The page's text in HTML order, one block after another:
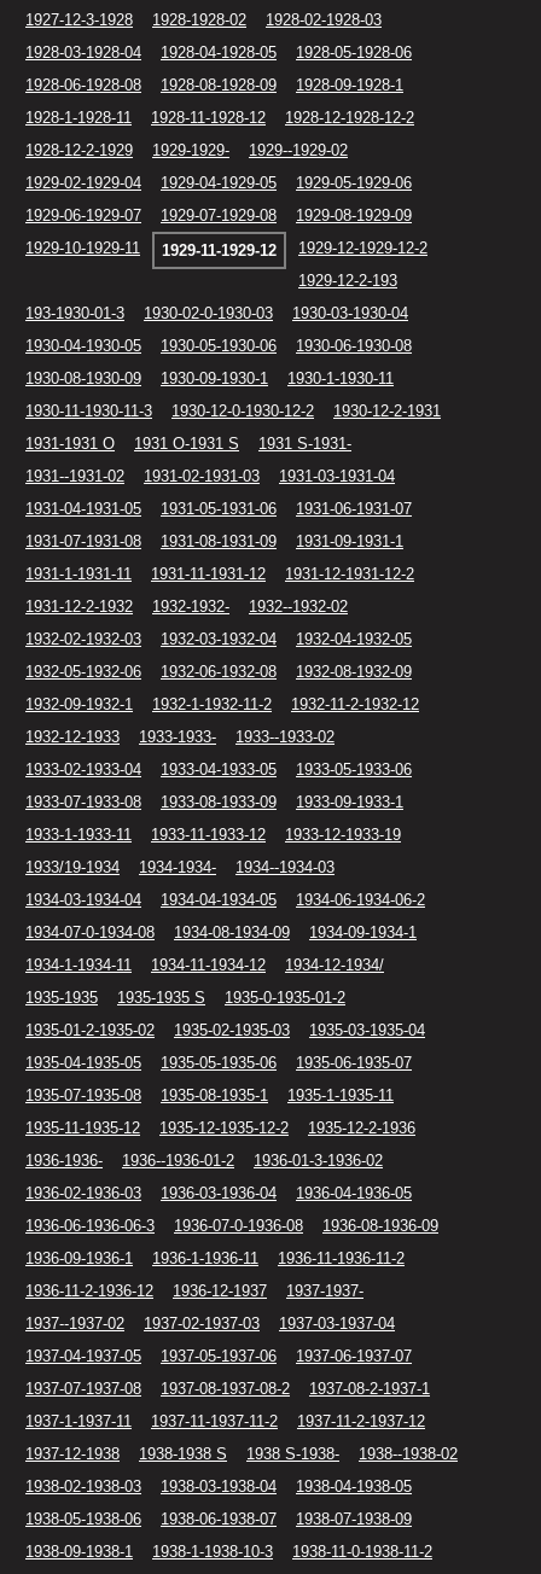
1927-12-3-1928 1928-1928-02
1928-02-1928-03
1928-03-1928-04
1928-04-1928-05
1928-05-1928-06
1928-06-1928-08
1928-08-1928-09
1928-09-1928-1
1928-1-1928-11
1928-11-1928-12
1928-12-1928-12-2
1928-12-2-1929
1929-1929-
1929--1929-02
1929-02-1929-04
1929-04-1929-05
1929-05-1929-06
1929-06-1929-07
1929-07-1929-08
1929-08-1929-09
1929-10-1929-11
1929-11-1929-12
1929-12-1929-12-2
1929-12-2-193
193-1930-01-3
1930-02-0-1930-03
1930-03-1930-04
1930-04-1930-05
1930-05-1930-06
1930-06-1930-08
1930-08-1930-09
1930-09-1930-1
1930-1-1930-11
1930-11-1930-11-3
1930-12-0-1930-12-2
1930-12-2-1931
1931-1931 O
1931 O-1931 S
1931 S-1931-
1931--1931-02
1931-02-1931-03
1931-03-1931-04
1931-04-1931-05
1931-05-1931-06
1931-06-1931-07
1931-07-1931-08
1931-08-1931-09
1931-09-1931-1
1931-1-1931-11
1931-11-1931-12
1931-12-1931-12-2
1931-12-2-1932
1932-1932-
1932--1932-02
1932-02-1932-03
1932-03-1932-04
1932-04-1932-05
1932-05-1932-06
1932-06-1932-08
1932-08-1932-09
1932-09-1932-1
1932-1-1932-11-2
1932-11-2-1932-12
1932-12-1933
1933-1933-
1933--1933-02
1933-02-1933-04
1933-04-1933-05
1933-05-1933-06
1933-07-1933-08
1933-08-1933-09
1933-09-1933-1
1933-1-1933-11
1933-11-1933-12
1933-12-1933-19
1933/19-1934
1934-1934-
1934--1934-03
1934-03-1934-04
1934-04-1934-05
1934-06-1934-06-2
1934-07-0-1934-08
1934-08-1934-09
1934-09-1934-1
1934-1-1934-11
1934-11-1934-12
1934-12-1934/
1935-1935
1935-1935 S
1935-0-1935-01-2
1935-01-2-1935-02
1935-02-1935-03
1935-03-1935-04
1935-04-1935-05
1935-05-1935-06
1935-06-1935-07
1935-07-1935-08
1935-08-1935-1
1935-1-1935-11
1935-11-1935-12
1935-12-1935-12-2
1935-12-2-1936
1936-1936-
1936--1936-01-2
1936-01-3-1936-02
1936-02-1936-03
1936-03-1936-04
1936-04-1936-05
1936-06-1936-06-3
1936-07-0-1936-08
1936-08-1936-09
1936-09-1936-1
1936-1-1936-11
1936-11-1936-11-2
1936-11-2-1936-12
1936-12-1937
1937-1937-
1937--1937-02
1937-02-1937-03
1937-03-1937-04
1937-04-1937-05
1937-05-1937-06
1937-06-1937-07
1937-07-1937-08
1937-08-1937-08-2
1937-08-2-1937-1
1937-1-1937-11
1937-11-1937-11-2
1937-11-2-1937-12
1937-12-1938
1938-1938 S 1938 S-1938-
1938--1938-02
1938-02-1938-03
1938-03-1938-04
1938-04-1938-05
1938-05-1938-06
1938-06-1938-07
1938-07-1938-09
1938-09-1938-1
1938-1-1938-10-3
1938-11-0-1938-11-2